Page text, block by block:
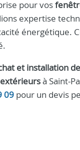
pour vos
expertise
énergétique.
et installation
à Saint-
09 pour un devis